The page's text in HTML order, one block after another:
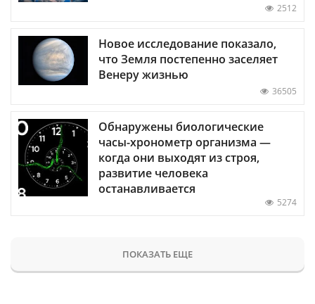
2512
Новое исследование показало,
что Земля постепенно заселяет
Венеру жизнью
36505
Обнаружены биологические
часы-хронометр организма —
когда они выходят из строя,
развитие человека
останавливается
5274
ПОКАЗАТЬ ЕЩЕ